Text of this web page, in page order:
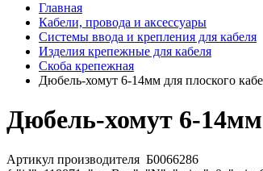
Главная
Кабели, провода и аксессуары
Системы ввода и крепления для кабеля
Изделия крепежные для кабеля
Скоба крепежная
Дюбель-хомут 6-14мм для плоского
Дюбель-хомут 6-14мм
Артикул производителя Б0066286